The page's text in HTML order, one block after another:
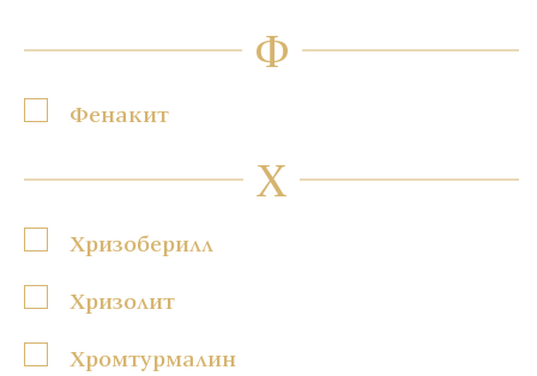
Ф
Фенакит
Х
Хризоберилл
Хризолит
Хромтурмалин